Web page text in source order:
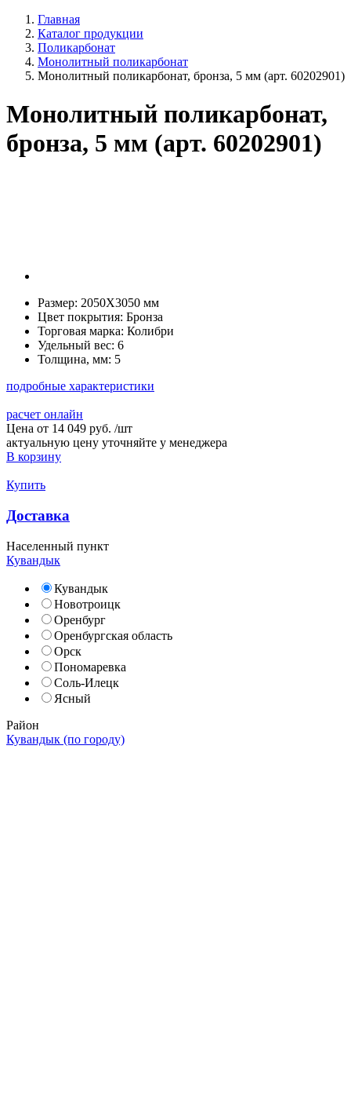
Главная
Каталог продукции
Поликарбонат
Монолитный поликарбонат
Монолитный поликарбонат, бронза, 5 мм (арт. 60202901)
Монолитный поликарбонат,
бронза, 5 мм (арт. 60202901)
Размер: 2050Х3050 мм
Цвет покрытия: Бронза
Торговая марка: Колибри
Удельный вес: 6
Толщина, мм: 5
подробные характеристики
расчет онлайн
Цена от 14 049 руб. /шт
актуальную цену уточняйте у менеджера
В корзину
Купить
Доставка
Населенный пункт
Кувандык
Кувандык
Новотроицк
Оренбург
Оренбургская область
Орск
Пономаревка
Соль-Илецк
Ясный
Район
Кувандык (по городу)